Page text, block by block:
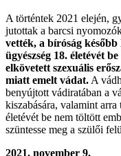
A történtek 2021 elején,
jutottak a barcsi
vették, a bíróság
ügyészség 18. életévét
elkövetett szexuális
miatt emelt vádat. A
benyújtott vádiratában a
kiszabására, valamint
életévét be nem töltött
szüntesse meg a szülői
2021. november 9.